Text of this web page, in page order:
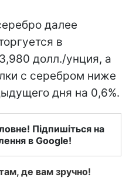
далее
в
долл./унция, а
с серебром ниже
дня на 0,6%.
Підпишіться на
в Google!
де вам зручно!